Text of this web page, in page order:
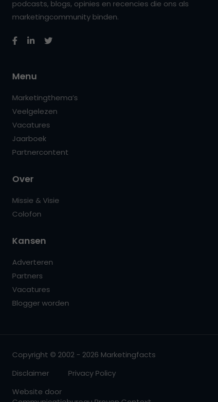
podcasts, blogs, opinies en recencies die ons als
marketingcommunity binden.
Menu
Marketingthema’s
Veelgelezen
Vacatures
Jaarboek
Partnercontent
Over
Missie & Visie
Colofon
Kansen
Adverteren
Partners
Vacatures
Blogger worden
Copyright © 2002 - 2026 Marketingfacts
Disclaimer
Privacy Policy
Website door